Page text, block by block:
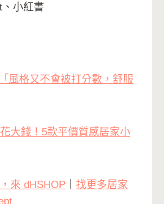
小紅書
風格又不會被打分數，舒服
大錢！5款平價質感居家小
來 dHSHOP
找更多居家